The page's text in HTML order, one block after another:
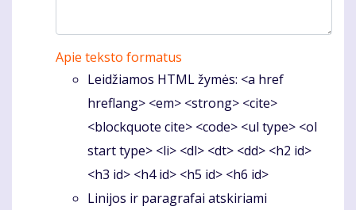
Apie teksto formatus
Leidžiamos HTML žymės: <a href
hreflang> <em> <strong> <cite>
<blockquote cite> <code> <ul type> <ol
start type> <li> <dl> <dt> <dd> <h2 id>
<h3 id> <h4 id> <h5 id> <h6 id>
Linijos ir paragrafai atskiriami